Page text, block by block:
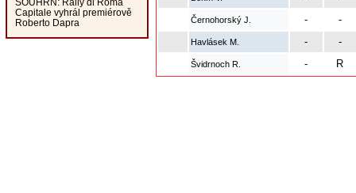
SOUHRN: Rally di Roma
Capitale vyhrál premiérově
Roberto Dapra
Černohorský J. - -
Havlásek M. - -
Švidrnoch R. - R